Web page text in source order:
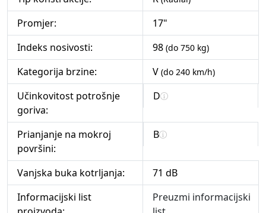
Promjer:
17"
Indeks nosivosti:
98 (do 750 kg)
Kategorija brzine: V (do 240 km/h)
Učinkovitost potrošnje
goriva:
D
Prianjanje na mokroj
površini:
B
Vanjska buka kotrljanja:
71 dB
Informacijski list
Preuzmi informacijski